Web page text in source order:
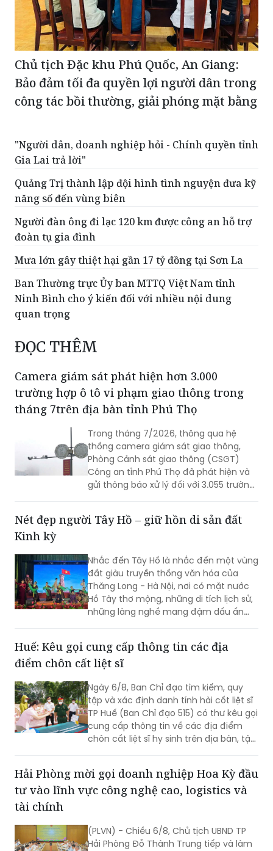
Chủ tịch Đặc khu Phú Quốc, An Giang:
Bảo đảm tối đa quyền lợi người dân trong
công tác bồi thường, giải phóng mặt bằng
"Người dân, doanh nghiệp hỏi - Chính quyền tỉnh
Gia Lai trả lời"
Quảng Trị thành lập đội hình tình nguyện đưa kỹ
năng số đến vùng biên
Người đàn ông đi lạc 120 km được công an hỗ trợ
đoàn tụ gia đình
Mưa lớn gây thiệt hại gần 17 tỷ đồng tại Sơn La
Ban Thường trực Ủy ban MTTQ Việt Nam tỉnh
Ninh Bình cho ý kiến đối với nhiều nội dung
quan trọng
ĐỌC THÊM
Camera giám sát phát hiện hơn 3.000
trường hợp ô tô vi phạm giao thông trong
tháng 7trên địa bàn tỉnh Phú Thọ
Trong tháng 7/2026, thông qua hệ
thống camera giám sát giao thông,
Phòng Cảnh sát giao thông (CSGT)
Công an tỉnh Phú Thọ đã phát hiện và
gửi thông báo xử lý đối với 3.055 trường
biến tập trung vào hành vi chạy quá
Nét đẹp người Tây Hồ – giữ hồn di sản đất
Kinh kỳ
Nhắc đến Tây Hồ là nhắc đến một vùng
đất giàu truyền thống văn hóa của
Thăng Long - Hà Nội, nơi có mặt nước
Hồ Tây thơ mộng, những di tích lịch sử,
những làng nghề mang đậm dấu ấn
nghìn năm văn hiến.
Huế: Kêu gọi cung cấp thông tin các địa
điểm chôn cất liệt sĩ
Ngày 6/8, Ban Chỉ đạo tìm kiếm, quy
tập và xác định danh tính hài cốt liệt sĩ
TP Huế (Ban Chỉ đạo 515) có thư kêu gọi
cung cấp thông tin về các địa điểm
chôn cất liệt sĩ hy sinh trên địa bàn, tập
và khu vực sông Truồi (xã Lộc An).
Hải Phòng mời gọi doanh nghiệp Hoa Kỳ đầu
tư vào lĩnh vực công nghệ cao, logistics và
tài chính
(PLVN) - Chiều 6/8, Chủ tịch UBND TP
Hải Phòng Đỗ Thành Trung tiếp và làm